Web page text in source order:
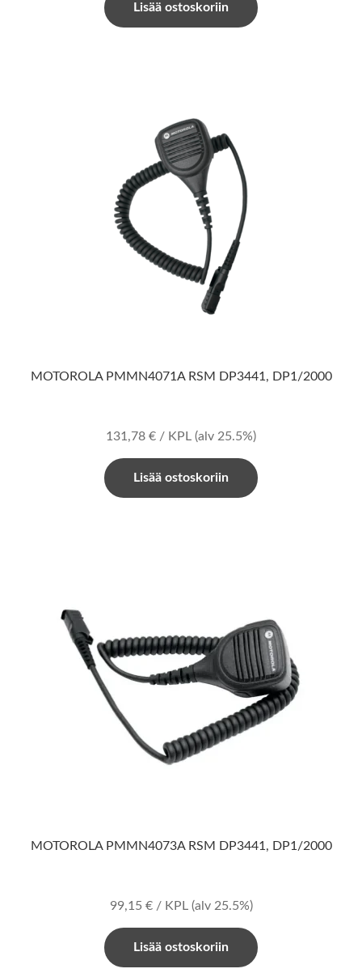
Lisää ostoskoriin
MOTOROLA PMMN4071A RSM DP3441, DP1/2000
131,78 € / KPL (alv 25.5%)
Lisää ostoskoriin
MOTOROLA PMMN4073A RSM DP3441, DP1/2000
99,15 €/ KPL (alv 25.5%)
Lisää ostoskoriin